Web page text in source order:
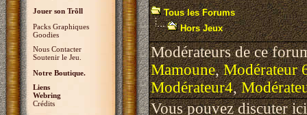
Jouer son Trõll
Packs Graphiques
Goodies
Nous Contacter
Soutenir le Jeu.
Notre Boutique.
Liens
Webring
Crédits
Tous les Forums
Hors Jeux
Modérateurs de ce
Mamoune,Modérateur
Modérateur4,
Vous pouvez discuter